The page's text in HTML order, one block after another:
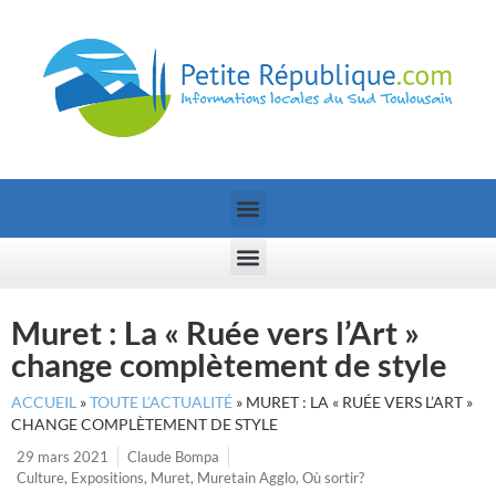
Muret : La « Ruée vers l’Art »
change complètement de style
ACCUEIL »TOUTE L’ACTUALITÉ » MURET : LA « RUÉE VERS L’ART »
CHANGE COMPLÈTEMENT DE STYLE
29 mars 2021
Claude Bompa
Culture, Expositions, Muret, Muretain Agglo, Où sortir?